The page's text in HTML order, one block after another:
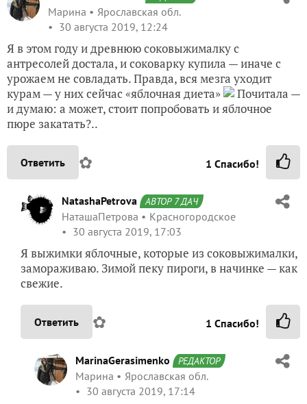
Марина
Ярославская обл.
30 августа 2019, 12:24
Я в этом году и древнюю соковыжималку с
антресолей достала, и соковарку купила — иначе с
урожаем не совладать. Правда, вся мезга уходит
курам — у них сейчас «яблочная диета»
Почитала —
и думаю: а может, стоит попробовать и яблочное
пюре закатать?..
Ответить ✿ 1 Спасибо!
NatashaPetrova АВТОР 7 ДАЧ
НаташаПетрова
Красногородское
30 августа 2019, 17:03
Я выжимки яблочные, которые из соковыжималки,
замораживаю. Зимой пеку пироги, в начинке — как
свежие.
Ответить ✿ 1 Спасибо!
MarinaGerasimenko РЕДАКТОР
Марина
Ярославская обл.
30 августа 2019, 17:14